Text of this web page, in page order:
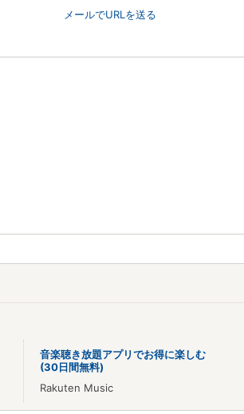
メールでURLを送る
音楽聴き放題アプリでお得に楽しむ
(30日間無料)
Rakuten Music